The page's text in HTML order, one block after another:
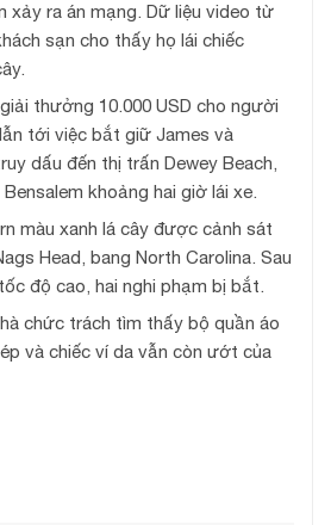
xảy ra án mạng. Dữ liệu video từ
sạn cho thấy họ lái chiếc
thưởng 10.000 USD cho người
tới việc bắt giữ James và
dấu đến thị trấn Dewey Beach,
khoảng hai giờ lái xe.
màu xanh lá cây được cảnh sát
Head, bang North Carolina. Sau
độ cao, hai nghi phạm bị bắt.
chức trách tìm thấy bộ quần áo
và chiếc ví da vẫn còn ướt của